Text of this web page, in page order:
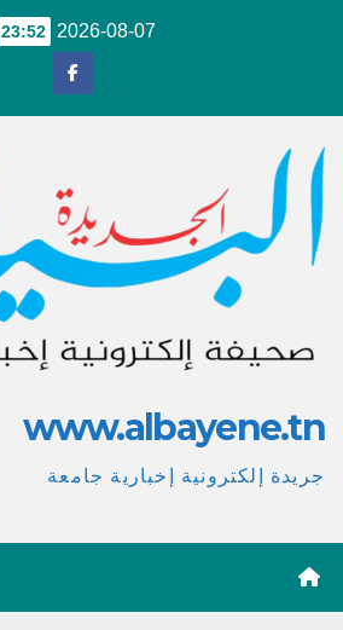
2026-08-07
23:52
www.albayene.tn
جريدة إلكترونية إخبارية جامعة